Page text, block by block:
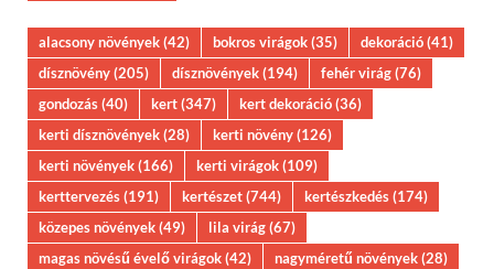
alacsony növények(42) bokros virágok(35) dekoráció(41)
dísznövény(205) dísznövények(194) fehér virág(76)
gondozás(40) kert(347) kert dekoráció(36)
kerti dísznövények(28) kerti növény(126)
kerti növények(166) kerti virágok(109)
kerttervezés(191) kertészet(744) kertészkedés(174)
közepes növények(49) lila virág(67)
magas növésű évelő virágok(42) nagyméretű növények(28)